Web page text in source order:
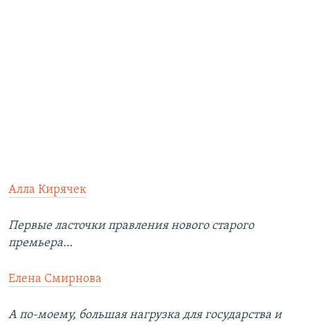
Алла Кирячек
Первые ласточки правления нового старого
премьера…
Елена Смирнова
А по-моему, большая нагрузка для государства и